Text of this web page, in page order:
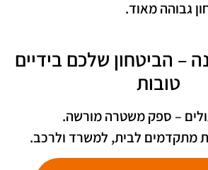
גבוהה מאוד.
– הביטחון שלכם בידיים
טובות
– ספק משטרה מורשה.
מתקדמים לבית, למשרד ולרכב.